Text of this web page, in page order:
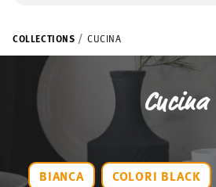
COLLECTIONS CUCINA
Cucina
BIANCA COLORI BLACK